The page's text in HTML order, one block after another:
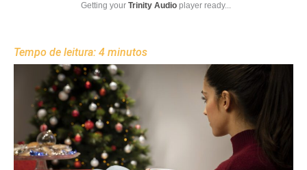
Getting your Trinity Audio player ready...
Tempo de leitura: 4 minutos